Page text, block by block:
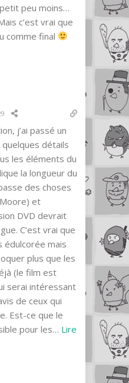
peu moins…
c’est vrai que
comme final
j’ai passé un
détails
les éléments du
la longueur du
des choses
Moore) et
DVD devrait
C’est vrai que
édulcorée mais
plus que les
(le film est
serai intéressant
de ceux qui
Est-ce que le
pour les… Lire